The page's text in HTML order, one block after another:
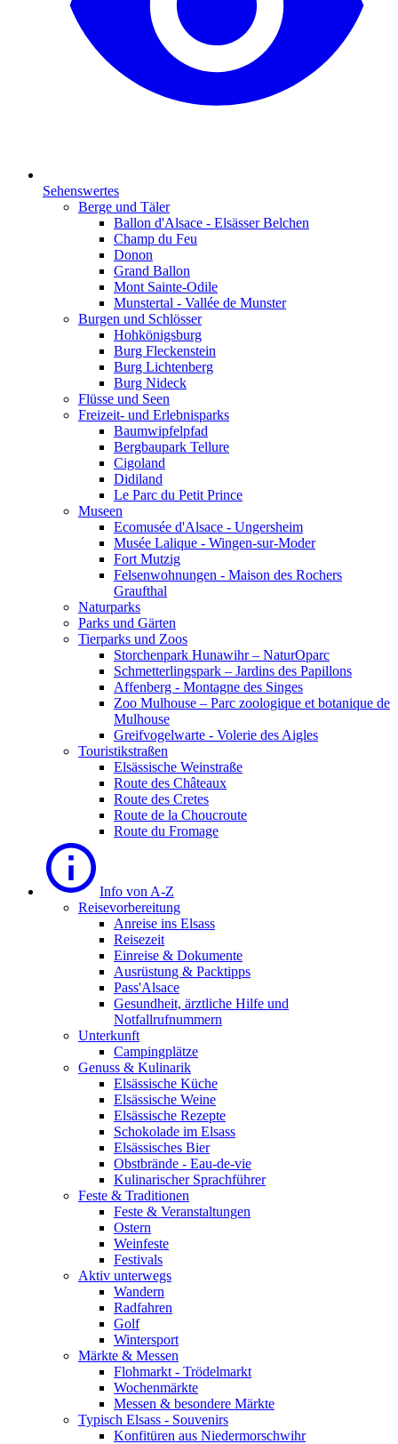
Sehenswertes
Berge und Täler
Ballon d'Alsace - Elsässer Belchen
Champ du Feu
Donon
Grand Ballon
Mont Sainte-Odile
Munstertal - Vallée de Munster
Burgen und Schlösser
Hohkönigsburg
Burg Fleckenstein
Burg Lichtenberg
Burg Nideck
Flüsse und Seen
Freizeit- und Erlebnisparks
Baumwipfelpfad
Bergbaupark Tellure
Cigoland
Didiland
Le Parc du Petit Prince
Museen
Ecomusée d'Alsace - Ungersheim
Musée Lalique - Wingen-sur-Moder
Fort Mutzig
Felsenwohnungen - Maison des Rochers
Graufthal
Naturparks
Parks und Gärten
Tierparks und Zoos
Storchenpark Hunawihr – NaturOparc
Schmetterlingspark – Jardins des Papillons
Affenberg - Montagne des Singes
Zoo Mulhouse – Parc zoologique et botanique de
Mulhouse
Greifvogelwarte - Volerie des Aigles
Touristikstraßen
Elsässische Weinstraße
Route des Châteaux
Route des Cretes
Route de la Choucroute
Route du Fromage
Info von A-Z
Reisevorbereitung
Anreise ins Elsass
Reisezeit
Einreise & Dokumente
Ausrüstung & Packtipps
Pass'Alsace
Gesundheit, ärztliche Hilfe und
Notfallrufnummern
Unterkunft
Campingplätze
Genuss & Kulinarik
Elsässische Küche
Elsässische Weine
Elsässische Rezepte
Schokolade im Elsass
Elsässisches Bier
Obstbrände - Eau-de-vie
Kulinarischer Sprachführer
Feste & Traditionen
Feste & Veranstaltungen
Ostern
Weinfeste
Festivals
Aktiv unterwegs
Wandern
Radfahren
Golf
Wintersport
Märkte & Messen
Flohmarkt - Trödelmarkt
Wochenmärkte
Messen & besondere Märkte
Typisch Elsass - Souvenirs
Konfitüren aus Niedermorschwihr